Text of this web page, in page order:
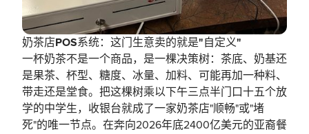
奶茶店POS系统：这门生意卖的就是"自定义"
一杯奶茶不是一个商品，是一棵决策树：茶底、奶基还
是果茶、杯型、糖度、冰量、加料、可能再加一种料、
带走还是堂食。把这棵树乘以下午三点半门口十五个放
学的中学生，收银台就成了一家奶茶店"顺畅"或"堵
死"的唯一节点。在奔向2026年底2400亿美元的亚裔餐